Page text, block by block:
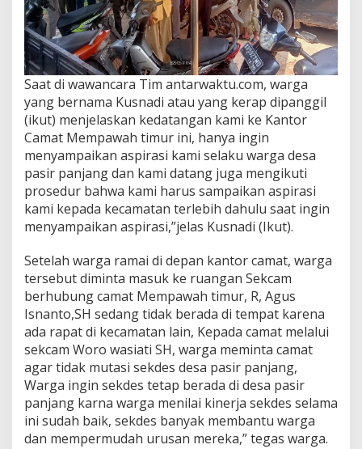
Saat di wawancara Tim antarwaktu.com, warga
yang bernama Kusnadi atau yang kerap dipanggil
(ikut) menjelaskan kedatangan kami ke Kantor
Camat Mempawah timur ini, hanya ingin
menyampaikan aspirasi kami selaku warga desa
pasir panjang dan kami datang juga mengikuti
prosedur bahwa kami harus sampaikan aspirasi
kami kepada kecamatan terlebih dahulu saat ingin
menyampaikan aspirasi,”jelas Kusnadi (Ikut).
Setelah warga ramai di depan kantor camat, warga
tersebut diminta masuk ke ruangan Sekcam
berhubung camat Mempawah timur, R, Agus
Isnanto,SH sedang tidak berada di tempat karena
ada rapat di kecamatan lain, Kepada camat melalui
sekcam Woro wasiati SH, warga meminta camat
agar tidak mutasi sekdes desa pasir panjang,
Warga ingin sekdes tetap berada di desa pasir
panjang karna warga menilai kinerja sekdes selama
ini sudah baik, sekdes banyak membantu warga
dan mempermudah urusan mereka,” tegas warga.